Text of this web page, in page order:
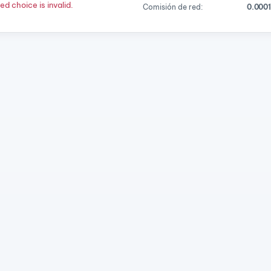
choice is invalid. Comisión de red: